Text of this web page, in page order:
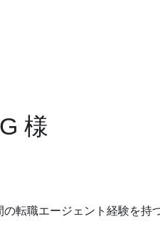
様
の転職エージェント経験を持